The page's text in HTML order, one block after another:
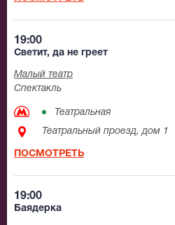
19:00
Светит, да не греет
Малый театр
Спектакль
Театральная
Театральный проезд, дом 1
ПОСМОТРЕТЬ
19:00
Баядерка